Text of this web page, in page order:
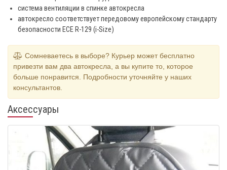
система вентиляции в спинке автокресла
автокресло соответствует передовому европейскому стандарту
безопасности ECE R-129 (i-Size)
Сомневаетесь в выборе? Курьер может бесплатно
привезти вам два автокресла, а вы купите то, которое
больше понравится. Подробности уточняйте у наших
консультантов.
Аксессуары